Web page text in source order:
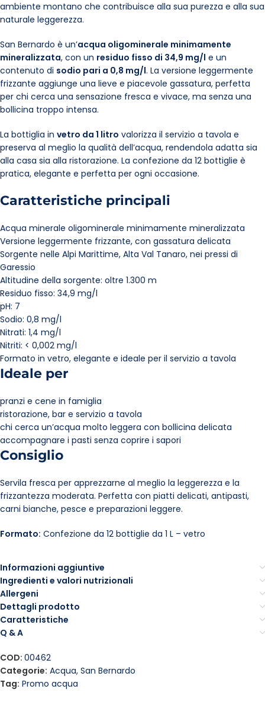
ambiente montano che contribuisce alla sua purezza e alla sua
naturale leggerezza.
San Bernardo è un’acqua oligominerale minimamente
mineralizzata, con un residuo fisso di 34,9 mg/l e un
contenuto di sodio pari a 0,8 mg/l. La versione leggermente
frizzante aggiunge una lieve e piacevole gassatura, perfetta
per chi cerca una sensazione fresca e vivace, ma senza una
bollicina troppo intensa.
La bottiglia in vetro da 1 litro valorizza il servizio a tavola e
preserva al meglio la qualità dell’acqua, rendendola adatta sia
alla casa sia alla ristorazione. La confezione da 12 bottiglie è
pratica, elegante e perfetta per ogni occasione.
Caratteristiche principali
Acqua minerale oligominerale minimamente mineralizzata
Versione leggermente frizzante, con gassatura delicata
Sorgente nelle Alpi Marittime, Alta Val Tanaro, nei pressi di
Garessio
Altitudine della sorgente: oltre 1.300 m
Residuo fisso: 34,9 mg/l
pH: 7
Sodio: 0,8 mg/l
Nitrati: 1,4 mg/l
Nitriti: < 0,002 mg/l
Formato in vetro, elegante e ideale per il servizio a tavola
Ideale per
pranzi e cene in famiglia
ristorazione, bar e servizio a tavola
chi cerca un’acqua molto leggera con bollicina delicata
accompagnare i pasti senza coprire i sapori
Consiglio
Servila fresca per apprezzarne al meglio la leggerezza e la
frizzantezza moderata. Perfetta con piatti delicati, antipasti,
carni bianche, pesce e preparazioni leggere.
Formato: Confezione da 12 bottiglie da 1 L – vetro
Informazioni aggiuntive
Ingredienti e valori nutrizionali
Allergeni
Dettagli prodotto
Caratteristiche
Q & A
COD: 00462
Categorie: Acqua, San Bernardo
Tag: Promo acqua